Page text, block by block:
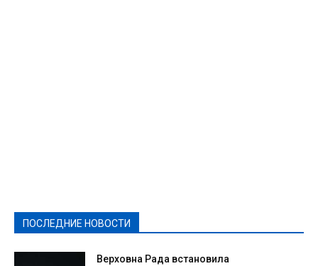
ПОСЛЕДНИЕ НОВОСТИ
Верховна Рада встановила